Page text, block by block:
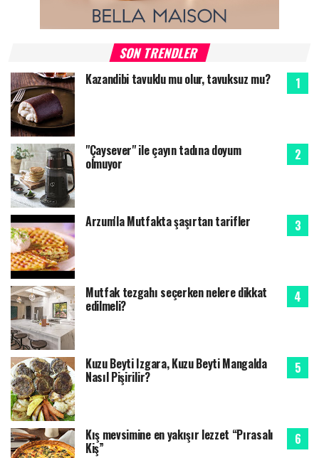
SON TRENDLER
Kazandibi tavuklu mu olur, tavuksuz mu?
"Çaysever" ile çayın tadına doyum
olmuyor
Arzum'la Mutfakta şaşırtan tarifler
Mutfak tezgahı seçerken nelere dikkat
edilmeli?
Kuzu Beyti Izgara, Kuzu Beyti Mangalda
Nasıl Pişirilir?
Kış mevsimine en yakışır lezzet “Pırasalı
Kiş”